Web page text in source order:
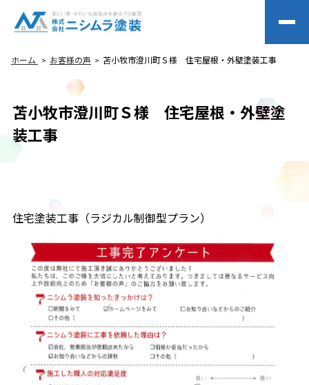
ホーム お客様の声 苫小牧市澄川町Ｓ様 住宅屋根・外壁塗装工事
苫小牧市澄川町Ｓ様 住宅屋根・外壁塗
装工事
住宅塗装工事（ラジカル制御型プラン）